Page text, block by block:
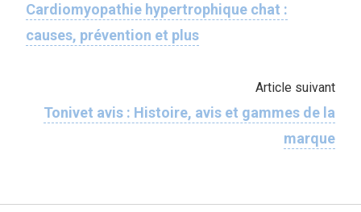
Cardiomyopathie hypertrophique chat :
causes, prévention et plus
Article suivant
Tonivet avis : Histoire, avis et gammes de la
marque